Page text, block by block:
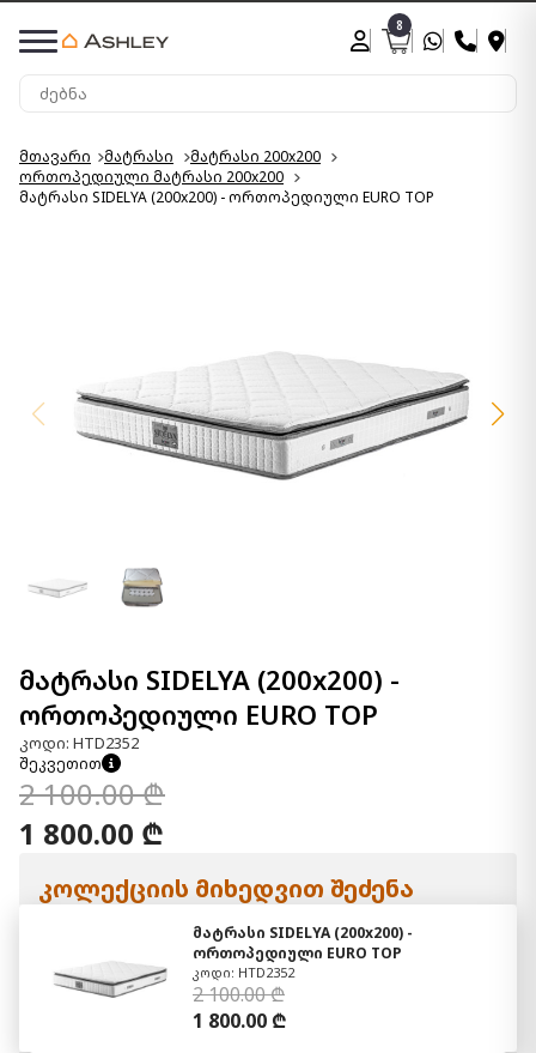
8
მთავარი მატრასი
მატრასი 200x200
ორთოპედიული მატრასი 200x200
მატრასი SIDELYA (200x200) - ორთოპედიული EURO TOP
მატრასი SIDELYA (200x200) -
ორთოპედიული EURO TOP
კოდი: HTD2352
შეკვეთით
2 100.00 ₾
1 800.00 ₾
კოლექციის მიხედვით შეძენა
მატრასი SIDELYA (200x200) -
ორთოპედიული EURO TOP
კოდი: HTD2352
2 100.00 ₾
1 800.00 ₾